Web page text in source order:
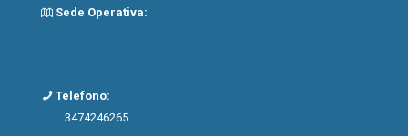
Sede Operativa:
Telefono:
3474246265